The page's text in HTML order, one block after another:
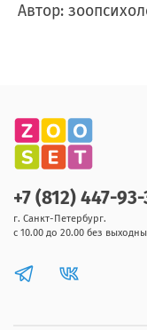
Автор:
+7 (812) 447-93-
г. Санкт-Петербург.
с 10.00 до 20.00 без